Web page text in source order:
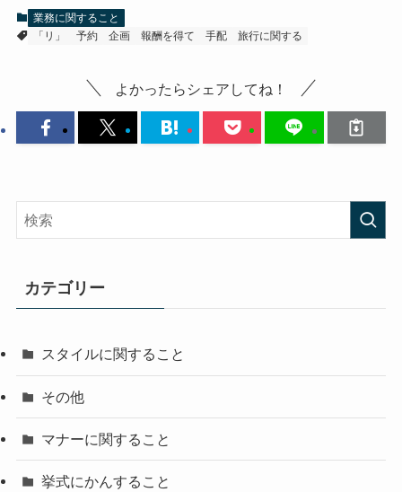
業務に関すること
「リ」
予約 企画 報酬を得て 手配 旅行に関する
よかったらシェアしてね！
カテゴリー
スタイルに関すること
その他
マナーに関すること
挙式にかんすること